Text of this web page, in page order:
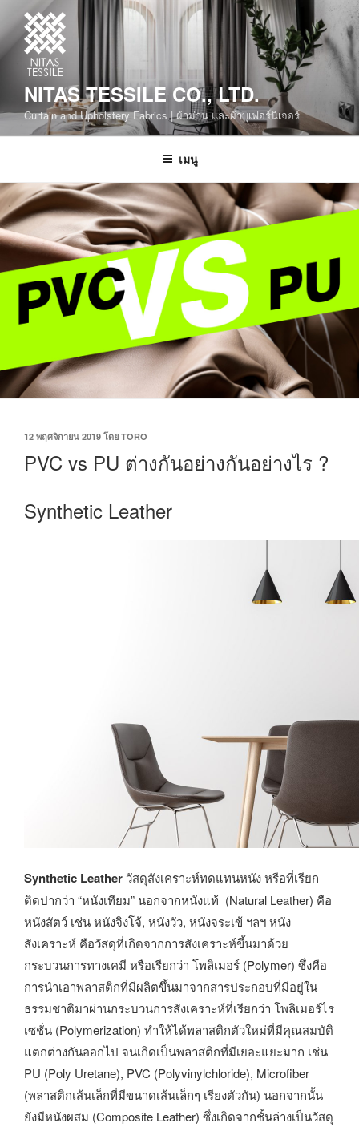
NITAS TESSILE CO., LTD.
Curtain and Upholstery Fabrics | ผ้าม่าน และผ้าบุเฟอร์นิเจอร์
เมนู
12 พฤศจิกายน 2019 โดย TORO
PVC vs PU ต่างกันอย่างกันอย่างไร ?
Synthetic Leather
Synthetic Leather วัสดุสังเคราะห์ทดแทนหนัง หรือที่เรียก
ติดปากว่า “หนังเทียม” นอกจากหนังแท้ (Natural Leather) คือ
หนังสัตว์ เช่น หนังจิงโจ้, หนังวัว, หนังจระเข้ ฯลฯ หนัง
สังเคราะห์ คือวัสดุที่เกิดจากการสังเคราะห์ขึ้นมาด้วย
กระบวนการทางเคมี หรือเรียกว่า โพลิเมอร์ (Polymer) ซึ่งคือ
การนำเอาพลาสติกที่มีผลิตขึ้นมาจากสารประกอบที่มีอยู่ใน
ธรรมชาติมาผ่านกระบวนการสังเคราะห์ที่เรียกว่า โพลิเมอร์ไร
เซชั่น (Polymerization) ทำให้ได้พลาสติกตัวใหม่ที่มีคุณสมบัติ
แตกต่างกันออกไป จนเกิดเป็นพลาสติกที่มีเยอะแยะมาก เช่น
PU (Poly Uretane), PVC (Polyvinylchloride), Microfiber
(พลาสติกเส้นเล็กที่มีขนาดเส้นเล็กๆ เรียงตัวกัน) นอกจากนั้น
ยังมีหนังผสม (Composite Leather) ซึ่งเกิดจากชั้นล่างเป็นวัสดุ